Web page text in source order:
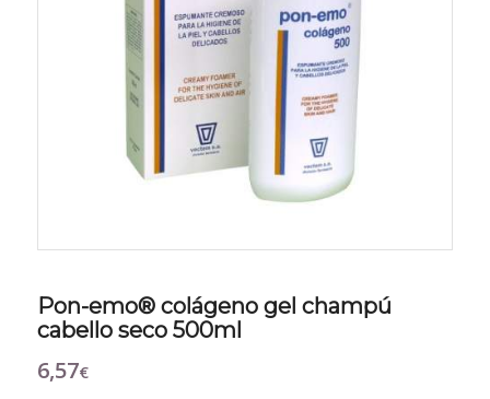
Pon-emo® colágeno gel champú
cabello seco 500ml
6,57€